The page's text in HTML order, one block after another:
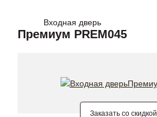
Входная дверь
Премиум PREM045
Заказать со скидкой